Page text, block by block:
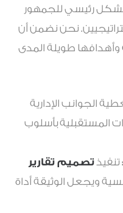
بشكل رئيسي للجمهور
نحن نضمن أن
وأهدافها طويلة المدى
الجوانب الإدارية
المستقبلية بأسلوب
تنفيذ تصميم تقارير
ويجعل الوثيقة أداة